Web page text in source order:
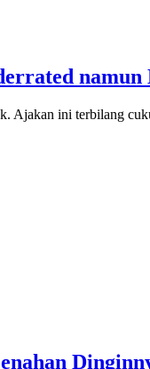
Ajakan ini terbilang